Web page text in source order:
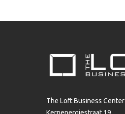
The Loft Business Center
Kernenergiestraat 19